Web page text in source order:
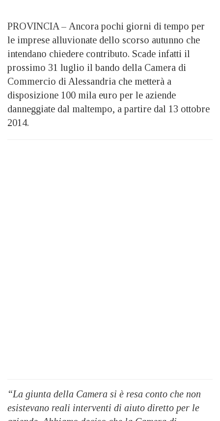
PROVINCIA – Ancora pochi giorni di tempo per
le imprese alluvionate dello scorso autunno che
intendano chiedere contributo. Scade infatti il
prossimo 31 luglio il bando della Camera di
Commercio di Alessandria che metterà a
disposizione 100 mila euro per le aziende
danneggiate dal maltempo, a partire dal 13 ottobre
2014.
“La giunta della Camera si è resa conto che non
esistevano reali interventi di aiuto diretto per le